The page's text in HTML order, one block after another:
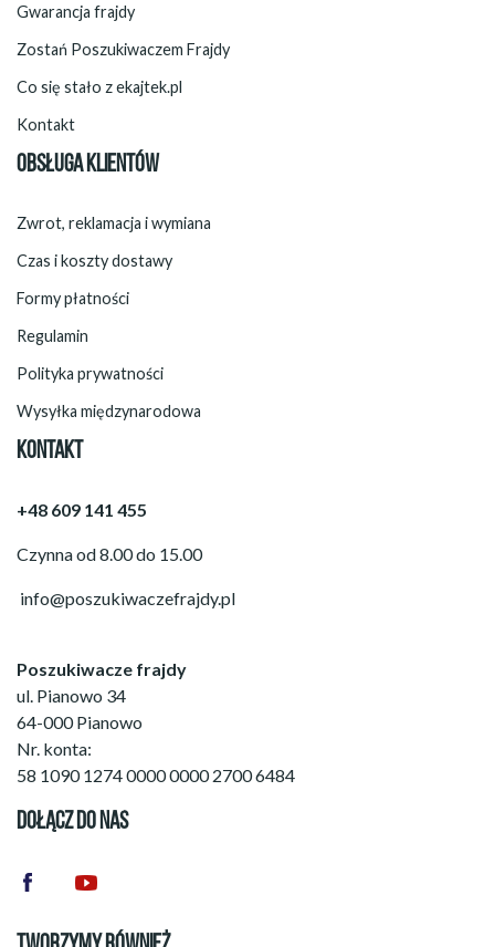
Gwarancja frajdy
Zostań Poszukiwaczem Frajdy
Co się stało z ekajtek.pl
Kontakt
OBSŁUGA KLIENTÓW
Zwrot, reklamacja i wymiana
Czas i koszty dostawy
Formy płatności
Regulamin
Polityka prywatności
Wysyłka międzynarodowa
KONTAKT
+48 609 141 455
Czynna od 8.00 do 15.00
info@poszukiwaczefrajdy.pl
Poszukiwacze frajdy
ul. Pianowo 34
64-000 Pianowo
Nr. konta:
58 1090 1274 0000 0000 2700 6484
DOŁĄCZ DO NAS